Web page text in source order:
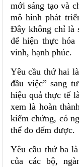
mới sáng tạo và
mô hình phát
Đây không chỉ là
để hiện thực
vinh, hạnh phúc.
Yêu cầu thứ hai
đầu việc” sang
hiệu quả thực tế
xem là hoàn
kiểm chứng, có
thể đo đếm được.
Yêu cầu thứ ba
của các bộ,